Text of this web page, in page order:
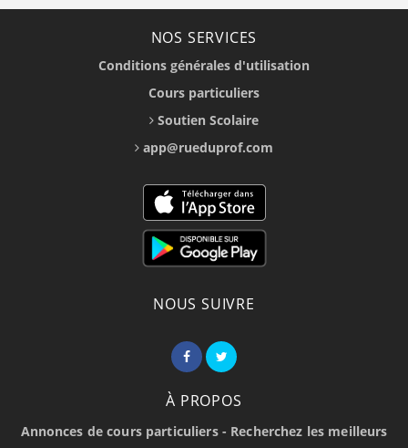
NOS SERVICES
Conditions générales d'utilisation
Cours particuliers
Soutien Scolaire
app@rueduprof.com
NOUS SUIVRE
À PROPOS
Annonces de cours particuliers - Recherchez les meilleurs